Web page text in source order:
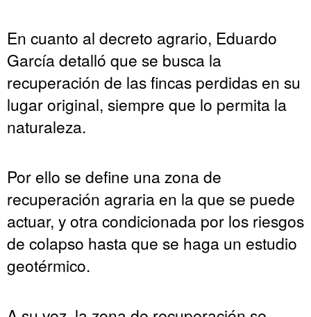
En cuanto al decreto agrario, Eduardo
García detalló que se busca la
recuperación de las fincas perdidas en su
lugar original, siempre que lo permita la
naturaleza.
Por ello se define una zona de
recuperación agraria en la que se puede
actuar, y otra condicionada por los riesgos
de colapso hasta que se haga un estudio
geotérmico.